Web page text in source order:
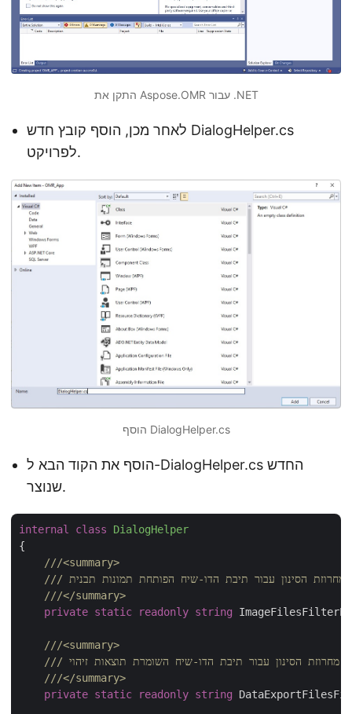
התקן את Aspose.OMR עבור .NET
לאחר מכן, הוסף קובץ חדש DialogHelper.cs
לפרויקט.
הוסף DialogHelper.cs
הוסף את הקוד הבא ל-DialogHelper.cs החדש
שנוצר.
internal class
DialogHelper
{
///<summary>
///
///</summary>
private static readonly string
///<summary>
/// מחרוזת הסינון עבור תיבת הדו-שיח השומרת תוצאות זיהוי
///</summary>
private static readonly string